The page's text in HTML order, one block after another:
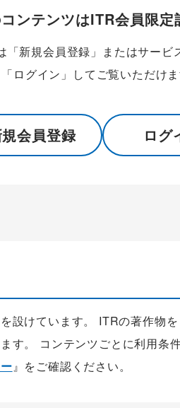
ンテンツはITR会員限定
「新規会員登録」またはサービ
「ログイン」してご覧いただけま
会員登録 ログ
設けています。 ITRの著作物
す。 コンテンツごとに利用条
』をご確認ください。